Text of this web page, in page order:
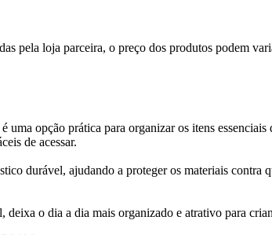
pela loja parceira, o preço dos produtos podem
uma opção prática para organizar os itens
de acessar.
durável, ajudando a proteger os materiais
o dia a dia mais organizado e atrativo para